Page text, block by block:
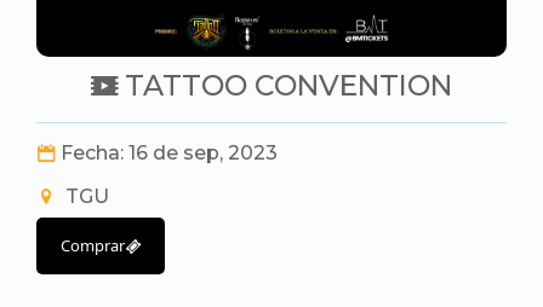
TATTOO CONVENTION
Fecha: 16 de sep, 2023
TGU
Comprar